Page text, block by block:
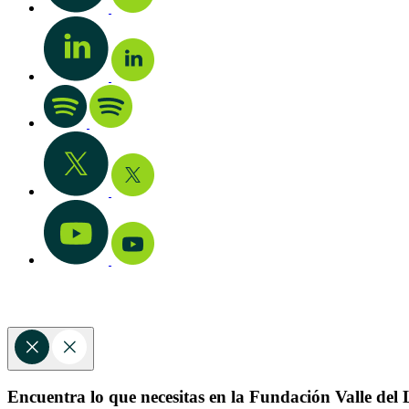
Encuentra lo que necesitas en la Fundación Valle del